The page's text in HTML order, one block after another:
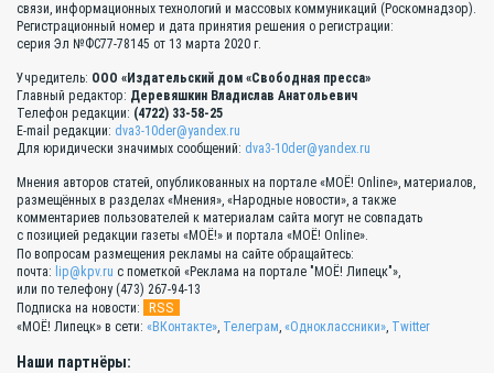
связи, информационных технологий и массовых коммуникаций (Роскомнадзор).
Регистрационный номер и дата принятия решения о регистрации:
серия Эл №ФС77-78145 от 13 марта 2020 г.
Учредитель: ООО «Издательский дом «Свободная пресса»
Главный редактор: Деревяшкин Владислав Анатольевич
Телефон редакции: (4722) 33-58-25
E-mail редакции: dva3-10der@yandex.ru
Для юридически значимых сообщений: dva3-10der@yandex.ru
Мнения авторов статей, опубликованных на портале «МОЁ! Online», материалов,
размещённых в разделах «Мнения», «Народные новости», а также
комментариев пользователей к материалам сайта могут не совпадать
с позицией редакции газеты «МОЁ!» и портала «МОЁ! Online».
По вопросам размещения рекламы на сайте обращайтесь:
почта: lip@kpv.ru с пометкой «Реклама на портале "МОЁ! Липецк"»,
или по телефону (473) 267-94-13
Подписка на новости:
RSS
«МОЁ! Липецк» в сети: «ВКонтакте», Телеграм, «Одноклассники», Twitter
Наши партнёры: